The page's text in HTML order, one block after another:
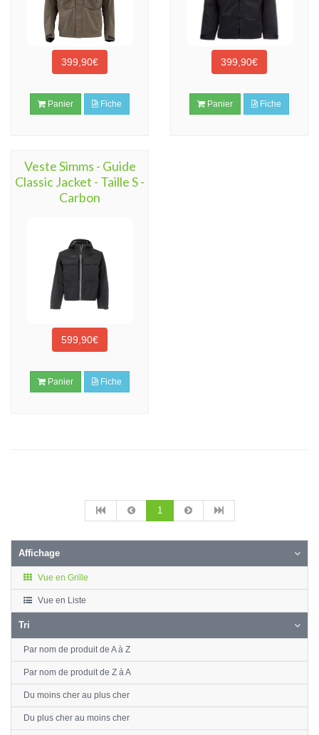
399,90€
Panier Fiche
399,90€
Panier Fiche
Veste Simms - Guide
Classic Jacket - Taille S -
Carbon
599,90€
Panier Fiche
1
Affichage
Vue en Grille
Vue en Liste
Tri
Par nom de produit de A à Z
Par nom de produit de Z à A
Du moins cher au plus cher
Du plus cher au moins cher